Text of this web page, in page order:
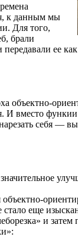
к данным мы
Для того,
брали
передавали ее
объектно-
И вместо функии
себя —
стало еще
и